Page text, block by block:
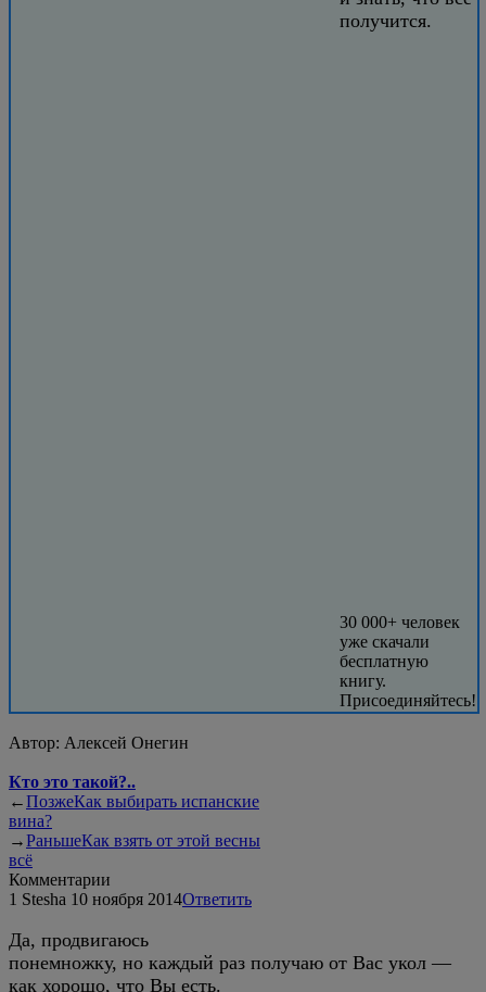
получится.
30 000+ человек
уже скачали
бесплатную
книгу.
Присоединяйтесь!
Автор: Алексей Онегин
Кто это такой?..
←ПозжеКак выбирать испанские
вина?
→РаньшеКак взять от этой весны
всё
Комментарии
1 Stesha 10 ноября 2014Ответить
Да, продвигаюсь
понемножку, но каждый раз получаю от Вас укол —
как хорощо, что Вы есть.